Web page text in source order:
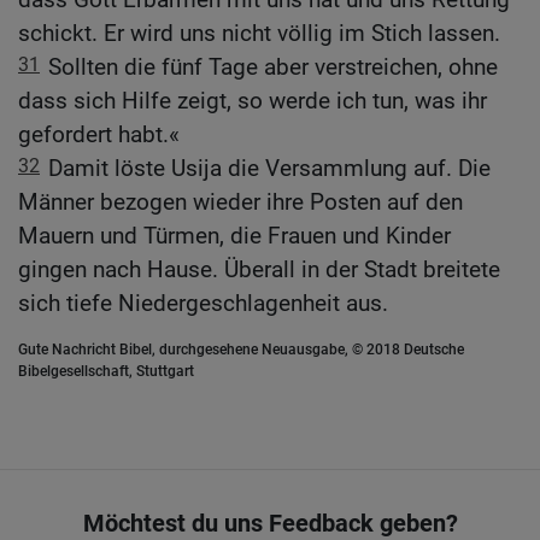
schickt. Er wird uns nicht völlig im Stich lassen.
31
Sollten die fünf Tage aber verstreichen, ohne
dass sich Hilfe zeigt, so werde ich tun, was ihr
gefordert habt.«
32 Damit löste Usija die Versammlung auf. Die
Männer bezogen wieder ihre Posten auf den
Mauern und Türmen, die Frauen und Kinder
gingen nach Hause. Überall in der Stadt breitete
sich tiefe Niedergeschlagenheit aus.
Gute Nachricht Bibel, durchgesehene Neuausgabe, © 2018 Deutsche
Bibelgesellschaft, Stuttgart
Möchtest du uns Feedback geben?